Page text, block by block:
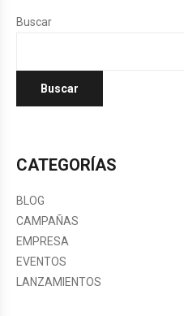
Buscar
Buscar
CATEGORÍAS
BLOG
CAMPAÑAS
EMPRESA
EVENTOS
LANZAMIENTOS